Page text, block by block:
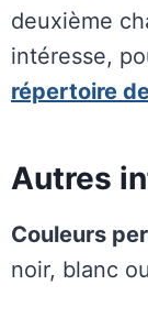
deuxième
intéresse,
répertoire
Autres
Couleurs
noir, blanc